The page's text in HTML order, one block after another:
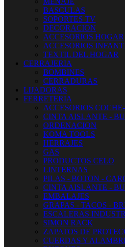
BASCULAS
SOPORTES TV
DECORACION
ACCESORIOS HOGAR
ACCESORIOS
TEXTIL DEL HOGAR
CERRAJERIA
BOMBINES
CERRADURAS
LIJADORAS
FERRETERIA
ACCESORIOS
CINTA AISLANTE -
ORDENACION
KOMA TOOLS
HERRAJES
GAS
PRODUCTOS CELO
LINTERNAS
PILAS - BOTON -
CINTA AISLANTE -
EMBALAJES
GRAPAS - TACOS -
ESCALERAS
SIMON RACK
ZAPATOS DE
CUERDAS Y